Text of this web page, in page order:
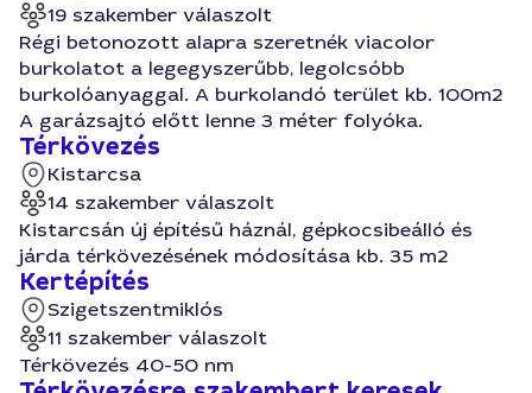
19 szakember válaszolt
Régi betonozott alapra szeretnék viacolor
burkolatot a legegyszerűbb, legolcsóbb
burkolóanyaggal. A burkolandó terület kb. 100m2
A garázsajtó előtt lenne 3 méter folyóka.
Térkövezés
Kistarcsa
14 szakember válaszolt
Kistarcsán új építésű háznál, gépkocsibeálló és
járda térkövezésének módosítása kb. 35 m2
Kertépítés
Szigetszentmiklós
11 szakember válaszolt
Térkövezés 40-50 nm